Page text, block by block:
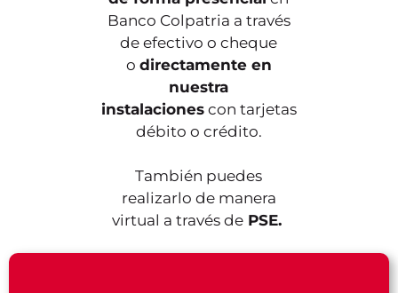
Banco Colpatria a través
de efectivo o cheque
o directamente en
nuestra
instalacionescon tarjetas
débito o crédito.
También puedes
realizarlo de manera
virtual a través dePSE.